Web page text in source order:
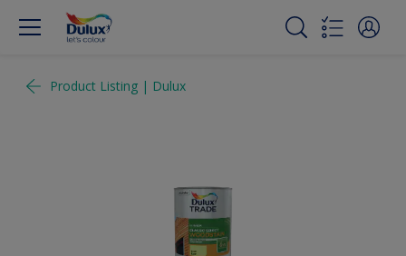
Product Listing | Dulux